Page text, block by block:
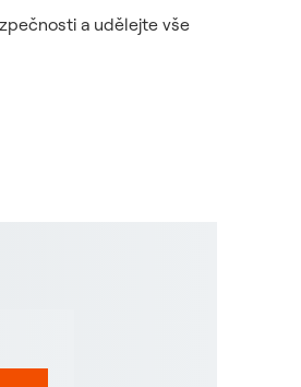
a udělejte vše